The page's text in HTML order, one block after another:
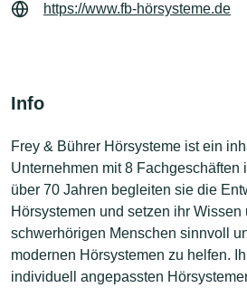
https://www.fb-hörsysteme.de
Info
Frey & Bührer Hörsysteme ist ein
Unternehmen mit 8 Fachgeschäften
über 70 Jahren begleiten sie die
Hörsystemen und setzen ihr
schwerhörigen Menschen sinnvoll
modernen Hörsystemen zu helfen.
individuell angepassten